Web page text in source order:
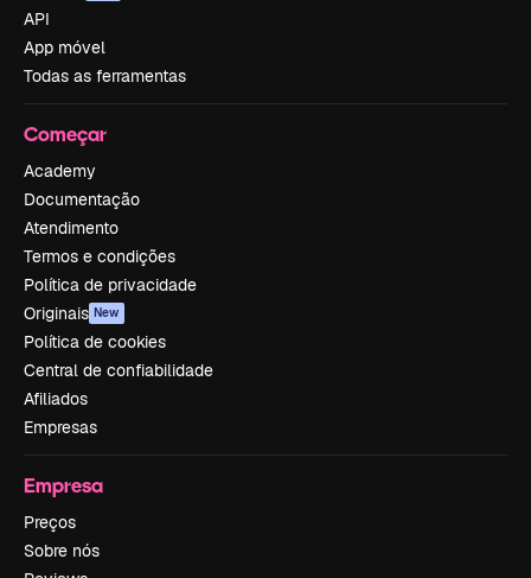
API
App móvel
Todas as ferramentas
Começar
Academy
Documentação
Atendimento
Termos e condições
Política de privacidade
Originais New
Política de cookies
Central de confiabilidade
Afiliados
Empresas
Empresa
Preços
Sobre nós